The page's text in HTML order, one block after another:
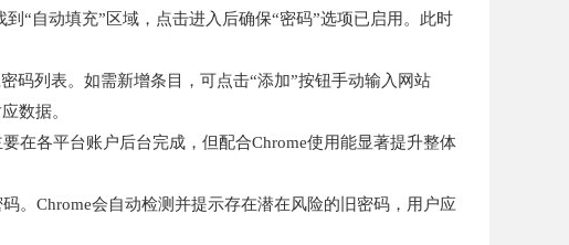
“自动填充”区域，点击进入后确保“密码”选项已启用。此时
码列表。如需新增条目，可点击“添加”按钮手动输入网站
数据。
在各平台账户后台完成，但配合Chrome使用能显著提升整体
。Chrome会自动检测并提示存在潜在风险的旧密码，用户应